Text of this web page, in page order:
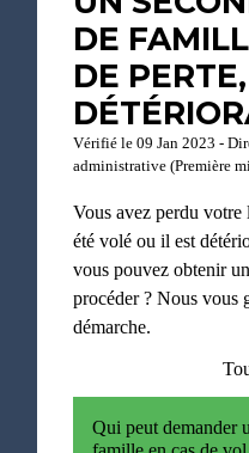
DE
DE
Vérifié le 09 Jan 2023 -
administrative (Première
Vous avez perdu
été volé ou il est
vous pouvez obtenir
procéder ? Nous vous
démarche.
Qui peut demander